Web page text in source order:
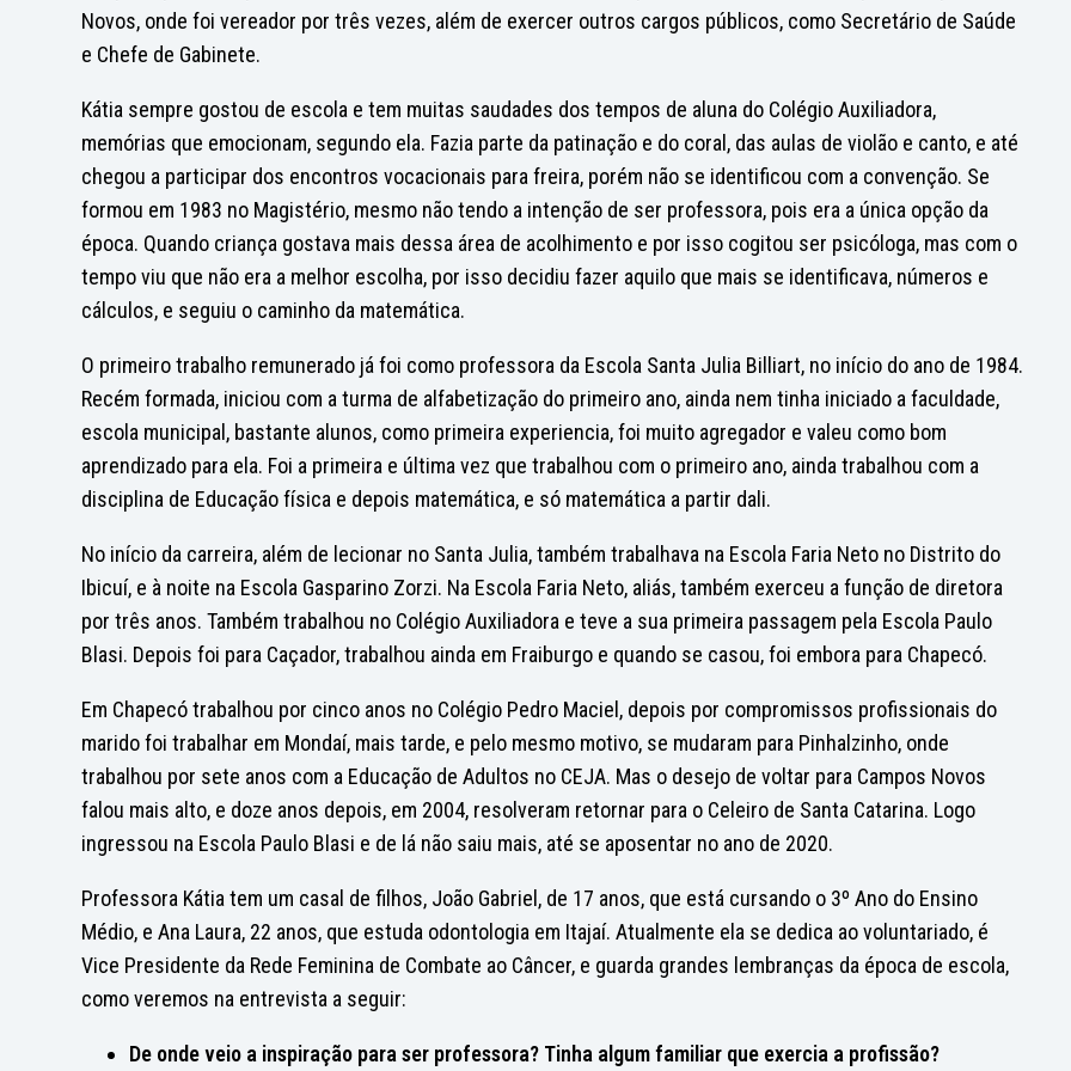
Novos, onde foi vereador por três vezes, além de exercer outros cargos públicos, como Secretário de Saúde
e Chefe de Gabinete.
Kátia sempre gostou de escola e tem muitas saudades dos tempos de aluna do Colégio Auxiliadora,
memórias que emocionam, segundo ela. Fazia parte da patinação e do coral, das aulas de violão e canto, e até
chegou a participar dos encontros vocacionais para freira, porém não se identificou com a convenção. Se
formou em 1983 no Magistério, mesmo não tendo a intenção de ser professora, pois era a única opção da
época. Quando criança gostava mais dessa área de acolhimento e por isso cogitou ser psicóloga, mas com o
tempo viu que não era a melhor escolha, por isso decidiu fazer aquilo que mais se identificava, números e
cálculos, e seguiu o caminho da matemática.
O primeiro trabalho remunerado já foi como professora da Escola Santa Julia Billiart, no início do ano de 1984.
Recém formada, iniciou com a turma de alfabetização do primeiro ano, ainda nem tinha iniciado a faculdade,
escola municipal, bastante alunos, como primeira experiencia, foi muito agregador e valeu como bom
aprendizado para ela. Foi a primeira e última vez que trabalhou com o primeiro ano, ainda trabalhou com a
disciplina de Educação física e depois matemática, e só matemática a partir dali.
No início da carreira, além de lecionar no Santa Julia, também trabalhava na Escola Faria Neto no Distrito do
Ibicuí, e à noite na Escola Gasparino Zorzi. Na Escola Faria Neto, aliás, também exerceu a função de diretora
por três anos. Também trabalhou no Colégio Auxiliadora e teve a sua primeira passagem pela Escola Paulo
Blasi. Depois foi para Caçador, trabalhou ainda em Fraiburgo e quando se casou, foi embora para Chapecó.
Em Chapecó trabalhou por cinco anos no Colégio Pedro Maciel, depois por compromissos profissionais do
marido foi trabalhar em Mondaí, mais tarde, e pelo mesmo motivo, se mudaram para Pinhalzinho, onde
trabalhou por sete anos com a Educação de Adultos no CEJA. Mas o desejo de voltar para Campos Novos
falou mais alto, e doze anos depois, em 2004, resolveram retornar para o Celeiro de Santa Catarina. Logo
ingressou na Escola Paulo Blasi e de lá não saiu mais, até se aposentar no ano de 2020.
Professora Kátia tem um casal de filhos, João Gabriel, de 17 anos, que está cursando o 3º Ano do Ensino
Médio, e Ana Laura, 22 anos, que estuda odontologia em Itajaí. Atualmente ela se dedica ao voluntariado, é
Vice Presidente da Rede Feminina de Combate ao Câncer, e guarda grandes lembranças da época de escola,
como veremos na entrevista a seguir:
De onde veio a inspiração para ser professora? Tinha algum familiar que exercia a profissão?